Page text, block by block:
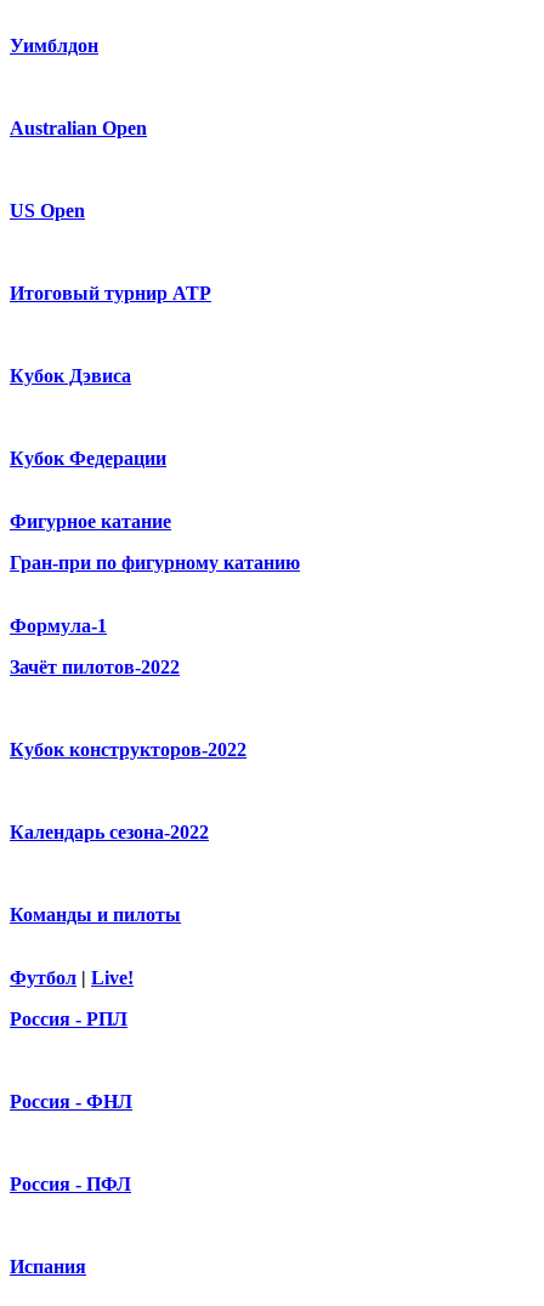
Уимблдон
Australian Open
US Open
Итоговый турнир ATP
Кубок Дэвиса
Кубок Федерации
Фигурное катание
Гран-при по фигурному катанию
Формула-1
Зачёт пилотов-2022
Кубок конструкторов-2022
Календарь сезона-2022
Команды и пилоты
Футбол | Live!
Россия - РПЛ
Россия - ФНЛ
Россия - ПФЛ
Испания